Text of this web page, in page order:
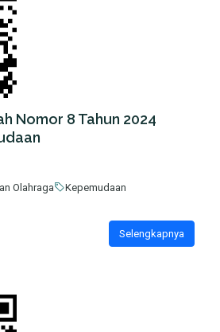
Nomor 8 Tahun 2024
Olahraga Kepemudaan
Selengkapnya